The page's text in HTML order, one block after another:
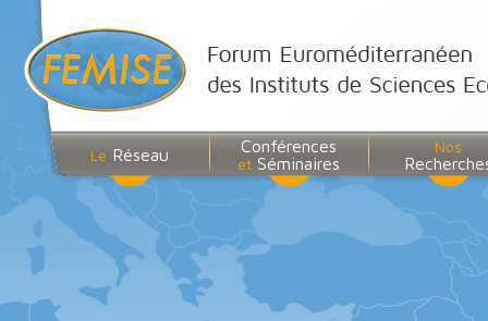
Le Réseau Conférences
et Séminaires
Nos